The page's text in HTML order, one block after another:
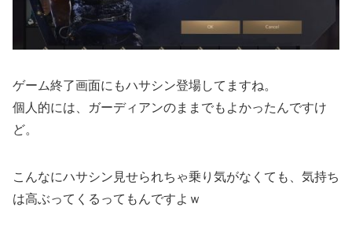
ゲーム終了画面にもハサシン登場してますね。
個人的には、ガーディアンのままでもよかったんですけ
ど。
こんなにハサシン見せられちゃ乗り気がなくても、気持ち
は高ぶってくるってもんですよｗ